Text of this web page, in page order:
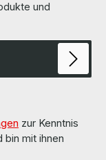
und
zur Kenntnis
bin mit ihnen